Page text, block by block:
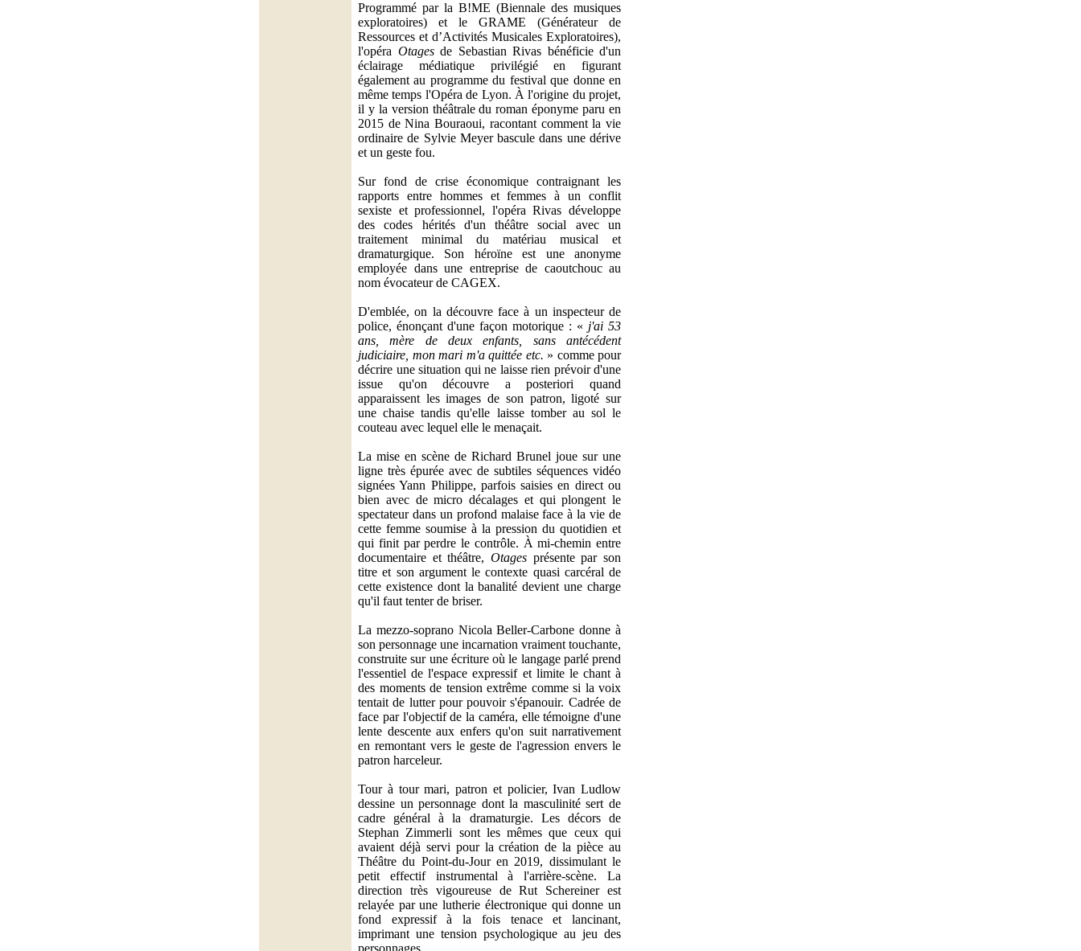
Programmé par la B!ME (Biennale des musiques
exploratoires) et le GRAME (Générateur de
Ressources et d’Activités Musicales Exploratoires),
l'opéra Otagesde Sebastian Rivas bénéficie d'un
éclairage médiatique privilégié en figurant
également au programme du festival que donne en
même temps l'Opéra de Lyon. À l'origine du projet,
il y la version théâtrale du roman éponyme paru en
2015 de Nina Bouraoui, racontant comment la vie
ordinaire de Sylvie Meyer bascule dans une dérive
et un geste fou.
Sur fond de crise économique contraignant les
rapports entre hommes et femmes à un conflit
sexiste et professionnel, l'opéra Rivas développe
des codes hérités d'un théâtre social avec un
traitement minimal du matériau musical et
dramaturgique. Son héroïne est une anonyme
employée dans une entreprise de caoutchouc au
nom évocateur de CAGEX.
D'emblée, on la découvre face à un inspecteur de
police, énonçant d'une façon motorique : « j'ai 53
ans, mère de deux enfants, sans antécédent
judiciaire, mon mari m'a quittée etc. » comme pour
décrire une situation qui ne laisse rien prévoir d'une
issue qu'on découvre a posteriori quand
apparaissent les images de son patron, ligoté sur
une chaise tandis qu'elle laisse tomber au sol le
couteau avec lequel elle le menaçait.
La mise en scène de Richard Brunel joue sur une
ligne très épurée avec de subtiles séquences vidéo
signées Yann Philippe, parfois saisies en direct ou
bien avec de micro décalages et qui plongent le
spectateur dans un profond malaise face à la vie de
cette femme soumise à la pression du quotidien et
qui finit par perdre le contrôle. À mi-chemin entre
documentaire et théâtre, Otages présente par son
titre et son argument le contexte quasi carcéral de
cette existence dont la banalité devient une charge
qu'il faut tenter de briser.
La mezzo-soprano Nicola Beller-Carbone donne à
son personnage une incarnation vraiment touchante,
construite sur une écriture où le langage parlé prend
l'essentiel de l'espace expressif et limite le chant à
des moments de tension extrême comme si la voix
tentait de lutter pour pouvoir s'épanouir. Cadrée de
face par l'objectif de la caméra, elle témoigne d'une
lente descente aux enfers qu'on suit narrativement
en remontant vers le geste de l'agression envers le
patron harceleur.
Tour à tour mari, patron et policier, Ivan Ludlow
dessine un personnage dont la masculinité sert de
cadre général à la dramaturgie. Les décors de
Stephan Zimmerli sont les mêmes que ceux qui
avaient déjà servi pour la création de la pièce au
Théâtre du Point-du-Jour en 2019, dissimulant le
petit effectif instrumental à l'arrière-scène. La
direction très vigoureuse de Rut Schereiner est
relayée par une lutherie électronique qui donne un
fond expressif à la fois tenace et lancinant,
imprimant une tension psychologique au jeu des
personnages.